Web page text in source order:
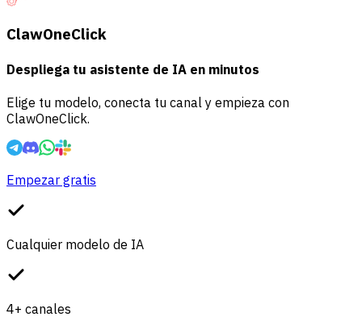
ClawOneClick
Despliega tu asistente de IA en minutos
Elige tu modelo, conecta tu canal y empieza con
ClawOneClick.
Empezar gratis
Cualquier modelo de IA
4+ canales